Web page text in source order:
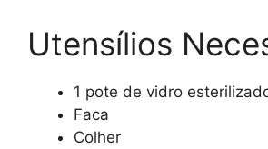
Utensílios
1 pote de vidro
Faca
Colher